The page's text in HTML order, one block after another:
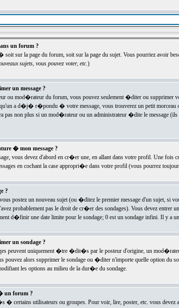
un forum ?
sur la page du forum, soit sur la page du sujet. Vous pourriez avoir
sujets, vous pouvez voter, etc.)
un message ?
ou mod�rateur du forum, vous pouvez seulement �diter ou
a d�j� r�pondu � votre message, vous trouverez un petit morceau
non plus si un mod�rateur ou un administrateur �dite le message
� mon message ?
vous devez d'abord en cr�er une, en allant dans votre profil. Une
en cochant la case appropri�e dans votre profil (vous pourrez
?
postez un nouveau sujet (ou �ditez le premier message d'un sujet, si
probablement pas le droit de cr�er des sondages). Vous devez
d�finir une date limite pour le sondage; 0 est un sondage infini. Il y a
un sondage ?
peuvent uniquement �tre �dit�s par le posteur d'origine, un
pouvez alors supprimer le sondage ou �diter n'importe quelle option
les options au milieu de la dur�e du sondage.
un forum ?
� certains utilisateurs ou groupes. Pour voir, lire, poster, etc. vous